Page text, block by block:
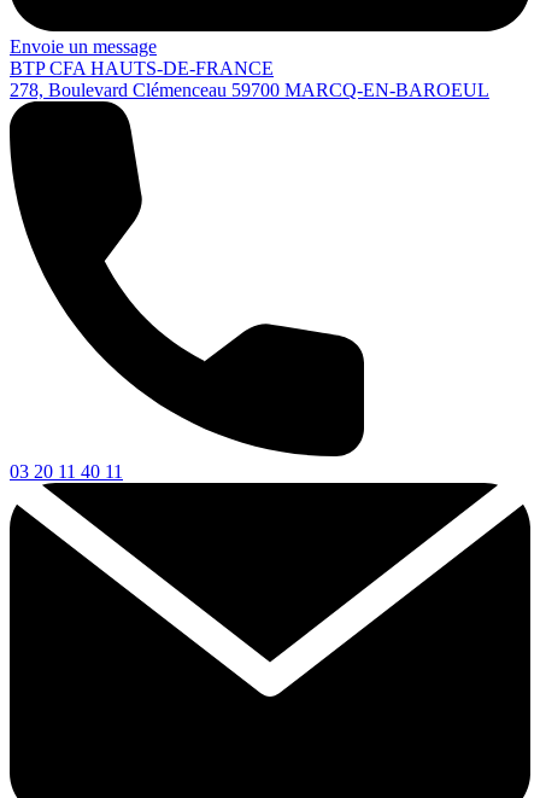
Envoie un message
BTP CFA HAUTS-DE-FRANCE
278, Boulevard Clémenceau 59700 MARCQ-EN-BAROEUL
03 20 11 40 11